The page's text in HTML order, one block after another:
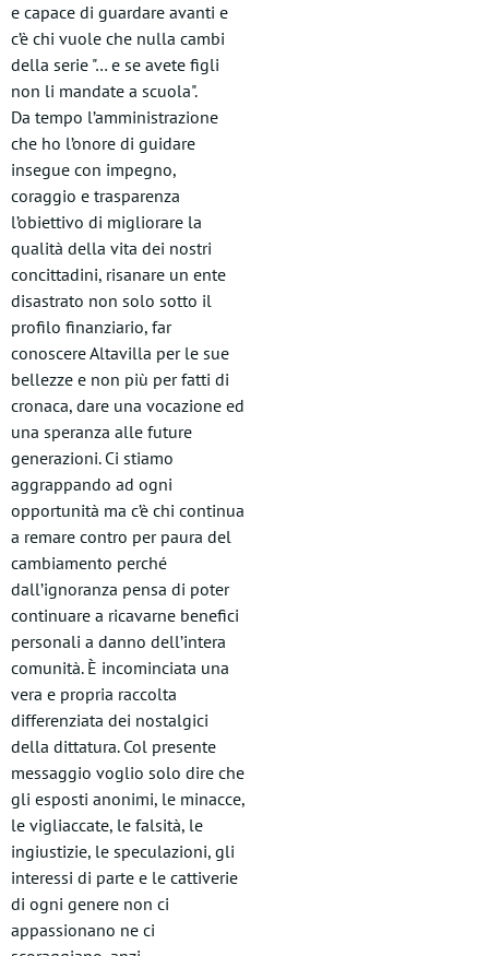
e capace di guardare avanti e
c’è chi vuole che nulla cambi
della serie "… e se avete figli
non li mandate a scuola".
Da tempo l’amministrazione
che ho l’onore di guidare
insegue con impegno,
coraggio e trasparenza
l’obiettivo di migliorare la
qualità della vita dei nostri
concittadini, risanare un ente
disastrato non solo sotto il
profilo finanziario, far
conoscere Altavilla per le sue
bellezze e non più per fatti di
cronaca, dare una vocazione ed
una speranza alle future
generazioni. Ci stiamo
aggrappando ad ogni
opportunità ma c’è chi continua
a remare contro per paura del
cambiamento perché
dall’ignoranza pensa di poter
continuare a ricavarne benefici
personali a danno dell’intera
comunità. È incominciata una
vera e propria raccolta
differenziata dei nostalgici
della dittatura. Col presente
messaggio voglio solo dire che
gli esposti anonimi, le minacce,
le vigliaccate, le falsità, le
ingiustizie, le speculazioni, gli
interessi di parte e le cattiverie
di ogni genere non ci
appassionano ne ci